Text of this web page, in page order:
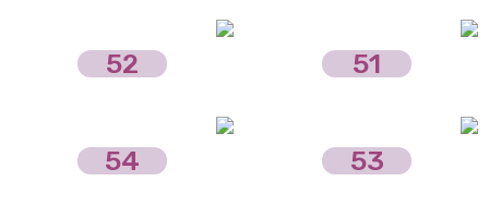
51
52
53
54